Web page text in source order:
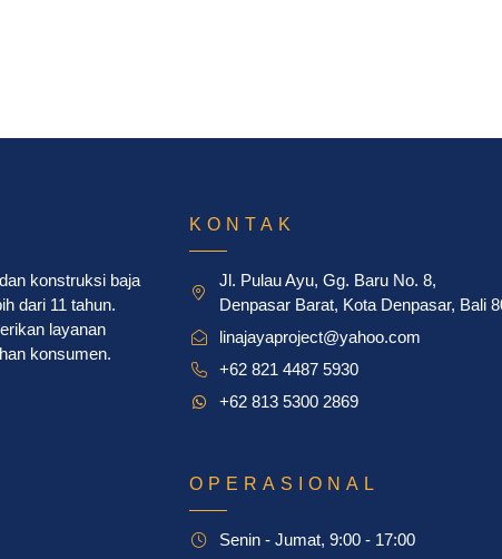
konstruksi baja
dari 11 tahun.
layanan
konsumen.
KONTAK
Jl. Pulau Ayu, Gg. Baru No. 8,
Denpasar Barat, Kota Denpasar, Bali
linajayaproject@yahoo.com
+62 821 4487 5930
+62 813 5300 2869
OPERASIONAL
Senin - Jumat, 9:00 - 17:00